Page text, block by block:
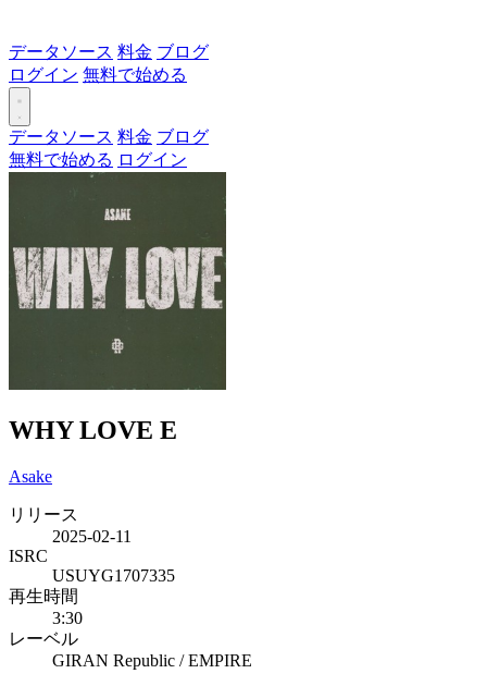
データソース 料金 ブログ
ログイン 無料で始める
データソース 料金 ブログ
無料で始める ログイン
WHY LOVE E
Asake
リリース
2025-02-11
ISRC
USUYG1707335
再生時間
3:30
レーベル
GIRAN Republic / EMPIRE